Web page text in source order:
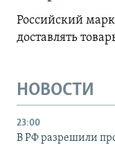
Российский
доставлять
НОВОСТИ
23:00
В РФ разрешили